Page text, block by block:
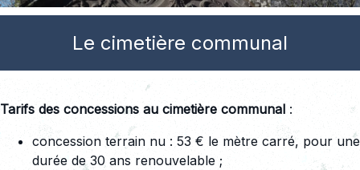
Le cimetière communal
Tarifs des concessions au cimetière communal :
concession terrain nu : 53 € le mètre carré, pour une
durée de 30 ans renouvelable ;